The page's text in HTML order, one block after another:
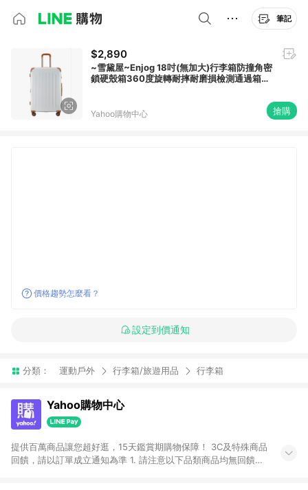
筆記
$2,890
~雪黛屋~Enjog 18吋(無加大)行李箱防撞角密
鎖硬殼箱360度旋轉耐摔耐磨損檢測通過箱體
Yahoo購物中心 搶購
價格趨勢怎麼看？
設定到價通知
分類： 運動戶外 行李箱/旅遊用品 行李箱
Yahoo購物中心
提供百萬商品讓您超好逛，15天鑑賞期購物保障！ 3C及特殊商品
回饋，請以訂單成立通知為準 1. 請注意以下品類商品均無回饋：